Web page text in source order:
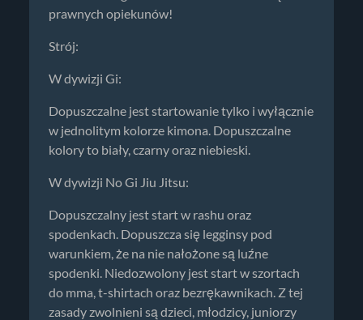
prawnych opiekunów!
Strój:
W dywizji Gi:
Dopuszczalne jest startowanie tylko i wyłącznie
w jednolitym kolorze kimona. Dopuszczalne
kolory to biały, czarny oraz niebieski.
W dywizji No Gi Jiu Jitsu:
Dopuszczalny jest start w rashu oraz
spodenkach. Dopuszcza się legginsy pod
warunkiem, że na nie nałożone są luźne
spodenki. Niedozwolony jest start w szortach
do mma, t-shirtach oraz bezrękawnikach. Z tej
zasady zwolnieni są dzieci, młodzicy, juniorzy